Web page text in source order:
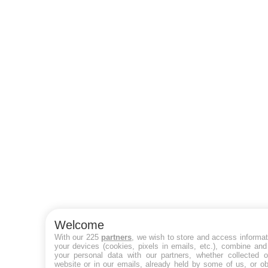
Welcome
With our 225 partners , we wish to store and access
your devices (cookies, pixels in emails, etc.), combine
your personal data with our partners, whether collected
website or in our emails, already held by some of us, or